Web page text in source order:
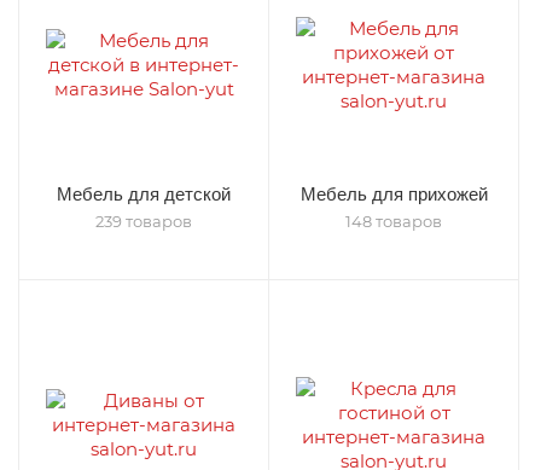
Мебель для детской
239 товаров
Мебель для прихожей
148 товаров